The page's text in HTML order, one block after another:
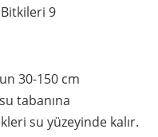
30-150 cm
tabanına
su yüzeyinde kalır.